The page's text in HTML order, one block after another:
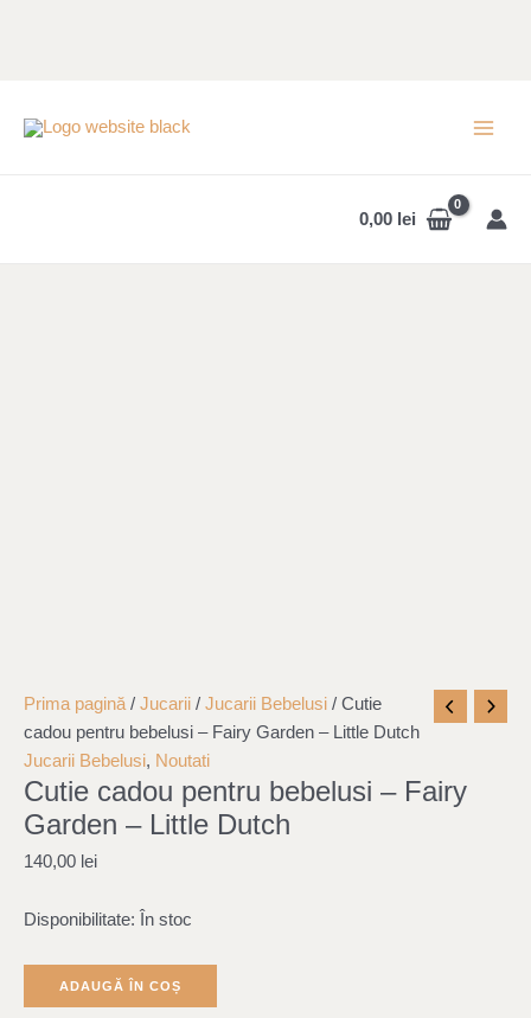
0,00 lei
Prima pagină / Jucarii / Jucarii Bebelusi / Cutie
cadou pentru bebelusi – Fairy Garden – Little Dutch
Jucarii Bebelusi, Noutati
Cutie cadou pentru bebelusi – Fairy
Garden – Little Dutch
140,00 lei
Disponibilitate: În stoc
Cantitate
Cutie
cadou
pentru
bebelusi
Fairy
-
DutchADAUGĂ ÎN COȘ